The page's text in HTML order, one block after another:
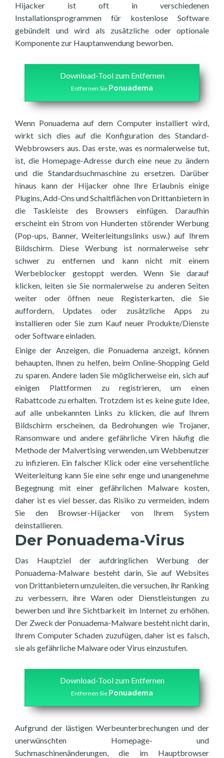
Hijacker ist oft in verschiedenen
Installationsprogrammen für kostenlose Software
gebündelt und wird als zusätzliche oder optionale
Komponente zur Hauptanwendung beworben.
Download-Tool zum Entfernen
Entfernen Sie Ponuadema
Wenn Ponuadema auf dem Computer installiert wird,
wirkt sich dies auf die Konfiguration des Standard-
Webbrowsers aus. Das erste, was es normalerweise tut,
ist, die Homepage-Adresse durch eine neue zu ändern
und die Standardsuchmaschine zu ersetzen. Darüber
hinaus kann der Hijacker ohne Ihre Erlaubnis einige
Plugins, Add-Ons und Schaltflächen von Drittanbietern in
die Taskleiste des Browsers einfügen. Daraufhin
erscheint ein Strom von Hunderten störender Werbung
(Pop-ups, Banner, Weiterleitungslinks usw.) auf Ihrem
Bildschirm. Diese Werbung ist normalerweise sehr
schwer zu entfernen und kann nicht mit einem
Werbeblocker gestoppt werden. Wenn Sie darauf
klicken, leiten sie Sie normalerweise zu anderen Seiten
weiter oder öffnen neue Registerkarten, die Sie
auffordern, Updates oder zusätzliche Apps zu
installieren oder Sie zum Kauf neuer Produkte/Dienste
oder Software einladen.
Einige der Anzeigen, die Ponuadema anzeigt, können
behaupten, Ihnen zu helfen, beim Online-Shopping Geld
zu sparen. Andere laden Sie möglicherweise ein, sich auf
einigen Plattformen zu registrieren, um einen
Rabattcode zu erhalten. Trotzdem ist es keine gute Idee,
auf alle unbekannten Links zu klicken, die auf Ihrem
Bildschirm erscheinen, da Bedrohungen wie Trojaner,
Ransomware und andere gefährliche Viren häufig die
Methode der Malvertising verwenden, um Webbenutzer
zu infizieren. Ein falscher Klick oder eine versehentliche
Weiterleitung kann Sie eine sehr enge und unangenehme
Begegnung mit einer gefährlichen Malware kosten,
daher ist es viel besser, das Risiko zu vermeiden, indem
Sie den Browser-Hijacker von Ihrem System
deinstallieren.
Der Ponuadema-Virus
Das Hauptziel der aufdringlichen Werbung der
Ponuadema-Malware besteht darin, Sie auf Websites
von Drittanbietern umzuleiten, die versuchen, ihr Ranking
zu verbessern, ihre Waren oder Dienstleistungen zu
bewerben und ihre Sichtbarkeit im Internet zu erhöhen.
Der Zweck der Ponuadema-Malware besteht nicht darin,
Ihrem Computer Schaden zuzufügen, daher ist es falsch,
sie als gefährliche Malware oder Virus einzustufen.
Download-Tool zum Entfernen
Entfernen Sie Ponuadema
Aufgrund der lästigen Werbeunterbrechungen und der
unerwünschten Homepage- und
Suchmaschinenänderungen, die im Hauptbrowser